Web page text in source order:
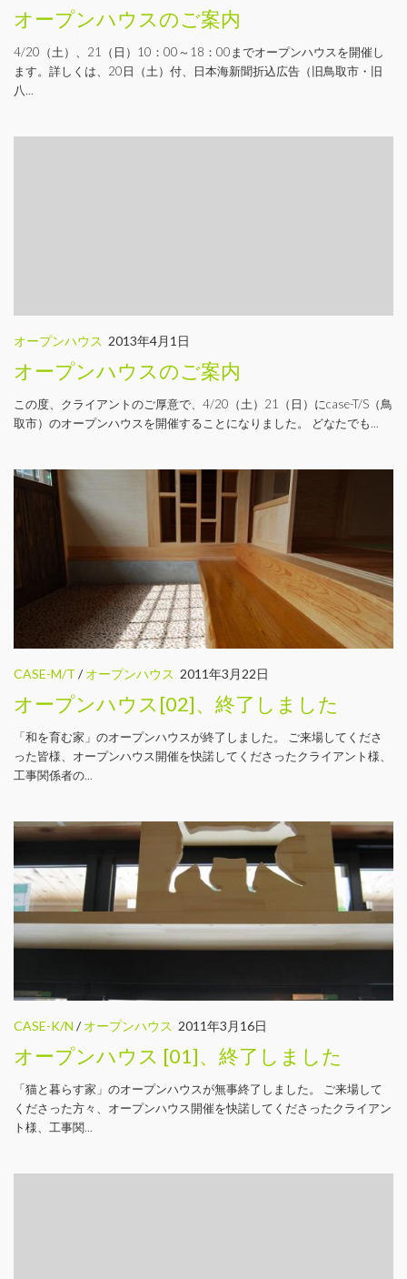
オープンハウスのご案内
4/20（土）、21（日）10：00～18：00までオープンハウスを開催し
ます。詳しくは、20日（土）付、日本海新聞折込広告（旧鳥取市・旧
八...
オープンハウス 2013年4月1日
オープンハウスのご案内
この度、クライアントのご厚意で、4/20（土）21（日）にcase-T/S（鳥
取市）のオープンハウスを開催することになりました。 どなたでも...
CASE-M/T /オープンハウス 2011年3月22日
オープンハウス[02]、終了しました
「和を育む家」のオープンハウスが終了しました。 ご来場してくださ
った皆様、オープンハウス開催を快諾してくださったクライアント様、
工事関係者の...
CASE-K/N /オープンハウス 2011年3月16日
オープンハウス [01]、終了しました
「猫と暮らす家」のオープンハウスが無事終了しました。 ご来場して
くださった方々、オープンハウス開催を快諾してくださったクライアン
ト様、工事関...